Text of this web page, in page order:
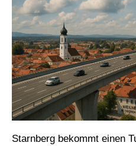
Starnberg bekommt einen